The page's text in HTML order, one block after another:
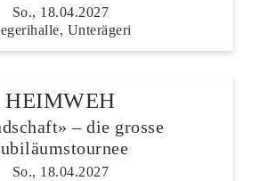
So., 18.04.2027
Unterägeri
HEIMWEH
– die grosse
So., 18.04.2027